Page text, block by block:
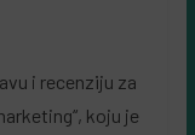
i recenziju za
koju je